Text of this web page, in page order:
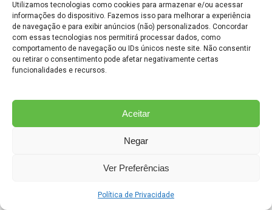
Utilizamos tecnologias como cookies para armazenar e/ou acessar
informações do dispositivo. Fazemos isso para melhorar a experiência
de navegação e para exibir anúncios (não) personalizados. Concordar
com essas tecnologias nos permitirá processar dados, como
comportamento de navegação ou IDs únicos neste site. Não consentir
ou retirar o consentimento pode afetar negativamente certas
funcionalidades e recursos.
Aceitar
Negar
Ver Preferências
Política de Privacidade
Solicitar Consultoria Gratuita